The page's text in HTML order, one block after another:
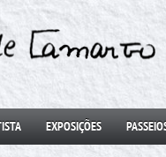
EXPOSIÇÕES